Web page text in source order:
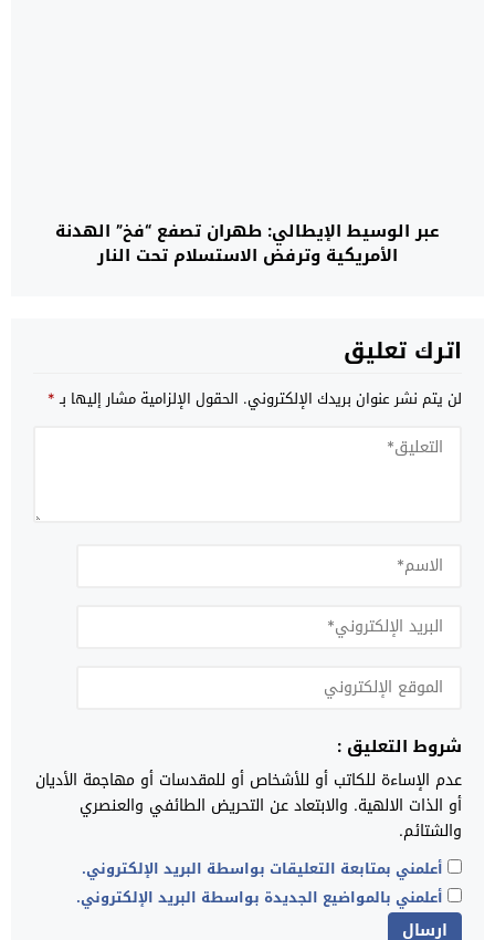
عبر الوسيط الإيطالي: طهران تصفع “فخ” الهدنة
الأمريكية وترفض الاستسلام تحت النار
اترك تعليق
لن يتم نشر عنوان بريدك الإلكتروني. الحقول الإلزامية مشار إليها بـ*
شروط التعليق :
عدم الإساءة للكاتب أو للأشخاص أو للمقدسات أو مهاجمة الأديان
أو الذات الالهية. والابتعاد عن التحريض الطائفي والعنصري
والشتائم.
أعلمني بمتابعة التعليقات بواسطة البريد الإلكتروني.
أعلمني بالمواضيع الجديدة بواسطة البريد الإلكتروني.